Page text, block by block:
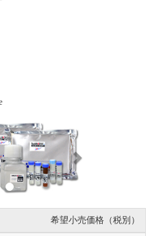
e
t
希望小売価格（税別）